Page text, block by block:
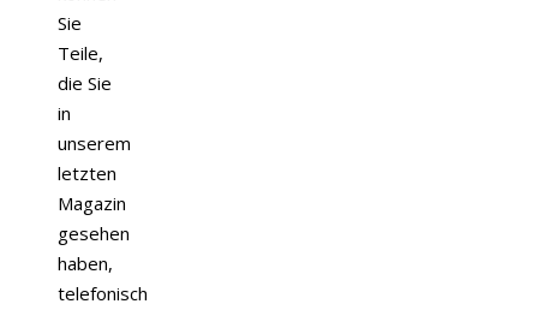
Sie
Teile,
die Sie
in
unserem
letzten
Magazin
gesehen
haben,
telefonisch